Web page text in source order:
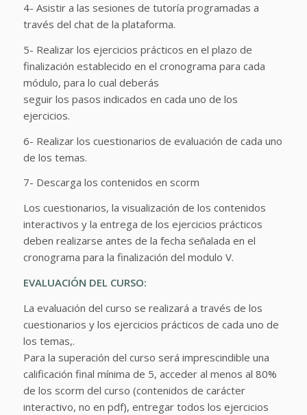
4- Asistir a las sesiones de tutoría programadas a
través del chat de la plataforma.
5- Realizar los ejercicios prácticos en el plazo de
finalización establecido en el cronograma para cada
módulo, para lo cual deberás
seguir los pasos indicados en cada uno de los
ejercicios.
6- Realizar los cuestionarios de evaluación de cada uno
de los temas.
7- Descarga los contenidos en scorm
Los cuestionarios, la visualización de los contenidos
interactivos y la entrega de los ejercicios prácticos
deben realizarse antes de la fecha señalada en el
cronograma para la finalización del modulo V.
EVALUACIÓN DEL CURSO:
La evaluación del curso se realizará a través de los
cuestionarios y los ejercicios prácticos de cada uno de
los temas,.
Para la superación del curso será imprescindible una
calificación final mínima de 5, acceder al menos al 80%
de los scorm del curso (contenidos de carácter
interactivo, no en pdf), entregar todos los ejercicios